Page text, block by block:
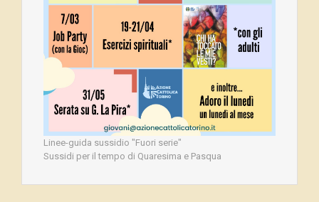
Linee-guida sussidio "Fuori serie"
Sussidi per il tempo di Quaresima e Pasqua